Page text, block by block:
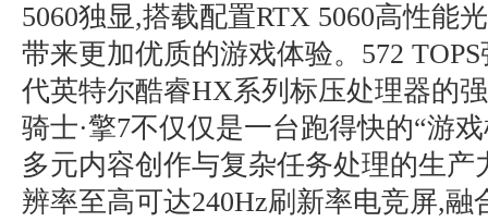
5060独显,搭载配置RTX 5060高性能
带来更加优质的游戏体验。572
代英特尔酷睿HX系列标压处理器的
骑士·擎7不仅仅是一台跑得快的“游
多元内容创作与复杂任务处理的生产
辨率至高可达240Hz刷新率电竞屏,融